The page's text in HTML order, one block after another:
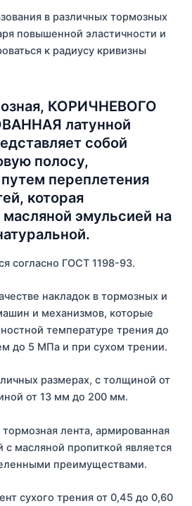
в различных тормозных
повышенной эластичности и
к радиусу кривизны
КОРИЧНЕВОГО
латунной
собой
полосу,
переплетения
которая
эмульсией на
согласно ГОСТ 1198-93.
накладок в тормозных и
и механизмов, которые
температуре трения до
до 5 МПа и при сухом трении.
размерах, с толщиной от
от 13 мм до 200 мм.
тормозная лента, армированная
с масляной пропиткой является
преимуществами.
сухого трения от 0,45 до 0,60